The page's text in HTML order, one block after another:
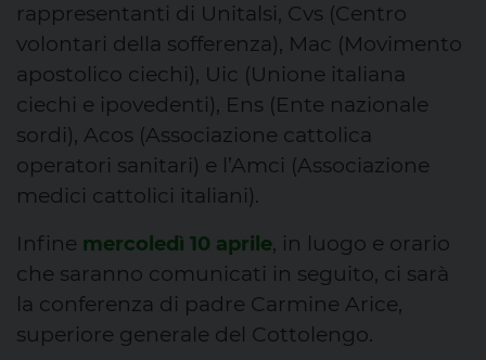
rappresentanti di Unitalsi, Cvs (Centro
volontari della sofferenza), Mac (Movimento
apostolico ciechi), Uic (Unione italiana
ciechi e ipovedenti), Ens (Ente nazionale
sordi), Acos (Associazione cattolica
operatori sanitari) e l’Amci (Associazione
medici cattolici italiani).
Infine mercoledì 10 aprile, in luogo e orario
che saranno comunicati in seguito, ci sarà
la conferenza di padre Carmine Arice,
superiore generale del Cottolengo.